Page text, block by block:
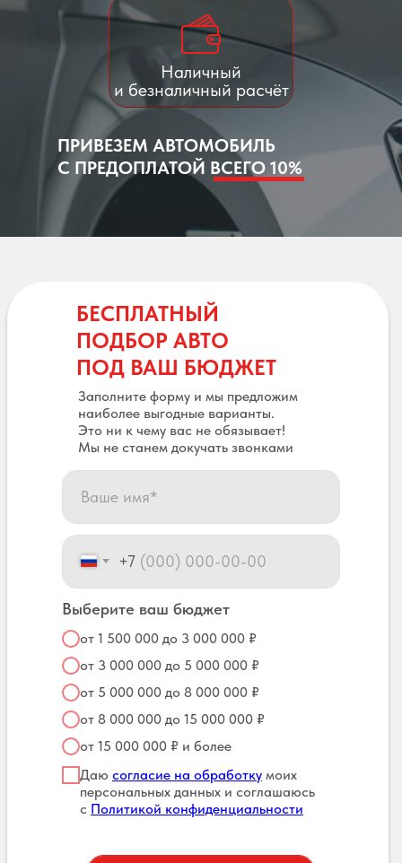
Наличный
и безналичный расчёт
ПРИВЕЗЕМ АВТОМОБИЛЬ
С ПРЕДОПЛАТОЙ ВСЕГО 10%
БЕСПЛАТНЫЙ
ПОДБОР АВТО
ПОД ВАШ БЮДЖЕТ
Заполните форму и мы предложим
наиболее выгодные варианты.
Это ни к чему вас не обязывает!
Мы не станем докучать звонками
+7
Выберите ваш бюджет
от 1 500 000 до 3 000 000 ₽
от 3 000 000 до 5 000 000 ₽
от 5 000 000 до 8 000 000 ₽
от 8 000 000 до 15 000 000 ₽
от 15 000 000 ₽ и более
Даю согласие на обработку моих
персональных данных и соглашаюсь
с Политикой конфиденциальности